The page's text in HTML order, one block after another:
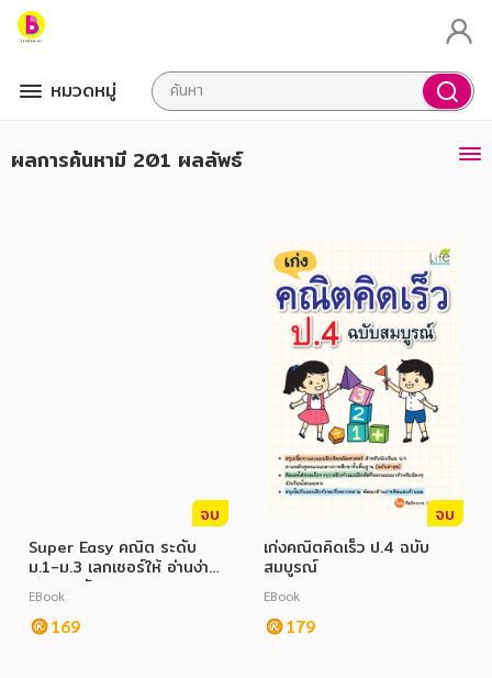
หมวดหมู่
ผลการค้นหามี 201 ผลลัพธ์
จบ
Super Easy คณิต ระดับ
ม.1-ม.3 เลกเชอร์ให้ อ่านง่าย
สุด ๆ ฉบับพกพา
EBook
169
จบ
เก่งคณิตคิดเร็ว ป.4 ฉบับ
สมบูรณ์
EBook
179